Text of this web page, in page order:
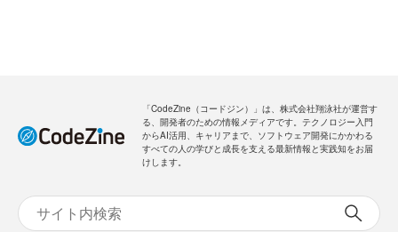
「CodeZine（コードジン）」は、株式会社翔泳社が運営す
る、開発者のための情報メディアです。テクノロジー入門
からAI活用、キャリアまで、ソフトウェア開発にかかわる
すべての人の学びと成長を支える最新情報と実践知をお届
けします。